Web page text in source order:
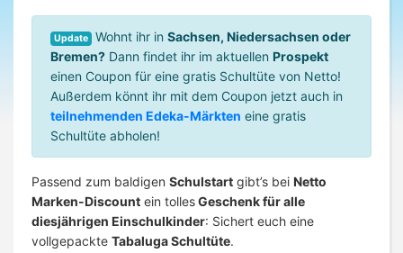
Update Wohnt ihr inSachsen, Niedersachsen oder
Bremen? Dann findet ihr im aktuellen Prospekt
einen Coupon für eine gratis Schultüte von Netto!
Außerdem könnt ihr mit dem Coupon jetzt auch in
teilnehmenden Edeka-Märkten eine gratis
Schultüte abholen!
Passend zum baldigen Schulstart gibt’s bei Netto
Marken-Discount ein tollesGeschenk für alle
diesjährigen Einschulkinder: Sichert euch eine
vollgepackte Tabaluga Schultüte.